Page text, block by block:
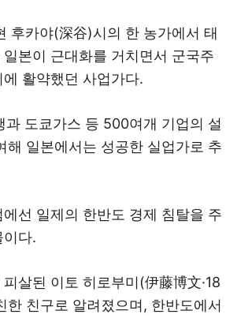
후카야(深谷)시의 한 농가에서 태
본이 근대화를 거치면서 군국주
활약했던 사업가다.
과 도쿄가스 등 500여개 기업의 설
해 일본에서는 성공한 실업가로 추
선 일제의 한반도 경제 침탈을 주
이다.
살된 이토 히로부미(伊藤博文·18
친구로 알려졌으며, 한반도에서